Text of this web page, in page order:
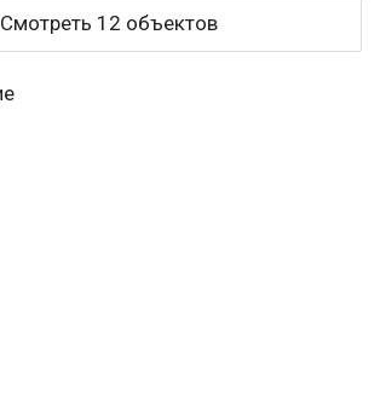
Смотреть 12 объектов